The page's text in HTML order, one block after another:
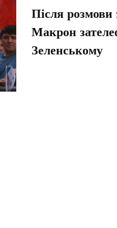
Після
Макрон
Зеленському